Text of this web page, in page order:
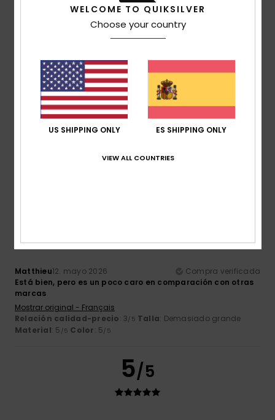
Recomiendo este producto
4
Arthur4. junio 2026
Compra verificada
Está muy bien, pero le vendría bien una limpieza al salir de
Matthieu12. mayo 2026
Compra verificada
Está bien, pero es un poco caro en comparación con otras
marcas
Mostrar original - Français
Relación calidad-precio: 3/5 Talla: Demasiado grande
Material: 5 /5 Color: 5/5
5/5
WELCOME TO QUIKSILVER
Choose your country
US SHIPPING ONLY ES SHIPPING ONLY
VIEW ALL COUNTRIES